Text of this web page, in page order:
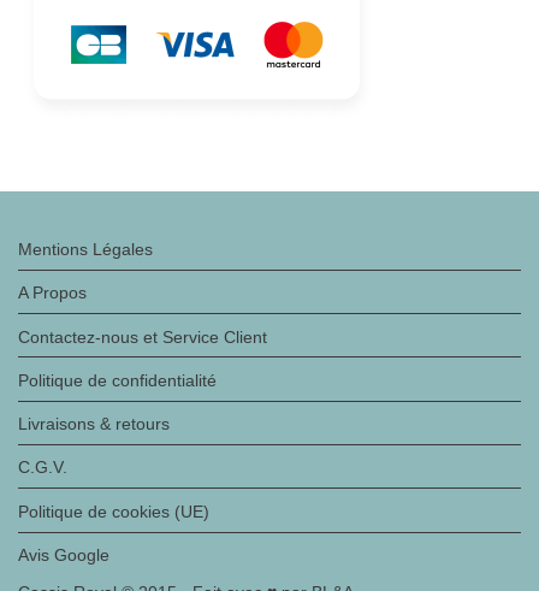
Mentions Légales
A Propos
Contactez-nous et Service Client
Politique de confidentialité
Livraisons & retours
C.G.V.
Politique de cookies (UE)
Avis Google